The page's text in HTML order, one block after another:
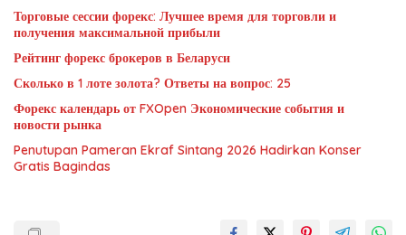
Торговые сессии форекс: Лучшее время для торговли и
получения максимальной прибыли
Рейтинг форекс брокеров в Беларуси
Сколько в 1 лоте золота? Ответы на вопрос: 25
Форекс календарь от FXOpen Экономические события и
новости рынка
Penutupan Pameran Ekraf Sintang 2026 Hadirkan Konser
Gratis Bagindas